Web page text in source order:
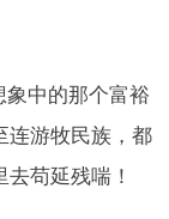
中的那个富裕
连游牧民族，都
苟延残喘！